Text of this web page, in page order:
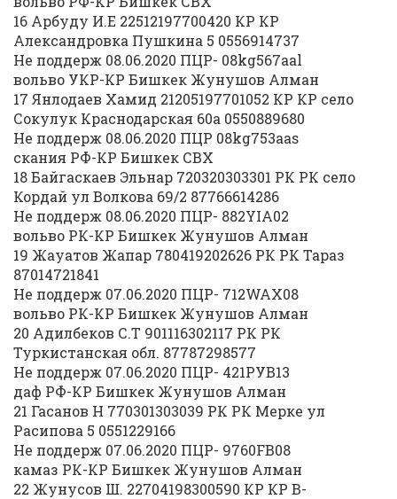
16 Арбуду И.Е 22512197700420 КР КР
Александровка Пушкина 5 0556914737
Не поддерж 08.06.2020 ПЦР- 08kg567aal
вольво УКР-КР Бишкек Жунушов Алман
17 Янлодаев Хамид 21205197701052 КР КР село
Сокулук Краснодарская 60а 0550889680
Не поддерж 08.06.2020 ПЦР 08kg753aas
скания РФ-КР Бишкек СВХ
18 Байгаскаев Эльнар 720320303301 РК РК село
Кордай ул Волкова 69/2 87766614286
Не поддерж 08.06.2020 ПЦР- 882YIA02
вольво РК-КР Бишкек Жунушов Алман
19 Жауатов Жапар 780419202626 РК РК Тараз
87014721841
Не поддерж 07.06.2020 ПЦР- 712WAX08
вольво РК-КР Бишкек Жунушов Алман
20 Адилбеков С.Т 901116302117 РК РК
Туркистанская обл. 87787298577
Не поддерж 07.06.2020 ПЦР- 421РУВ13
даф РФ-КР Бишкек Жунушов Алман
21 Гасанов Н 770301303039 РК РК Мерке ул
Расипова 5 0551229166
Не поддерж 07.06.2020 ПЦР- 9760FB08
камаз РК-КР Бишкек Жунушов Алман
22 Жунусов Ш. 22704198300590 КР КР В-